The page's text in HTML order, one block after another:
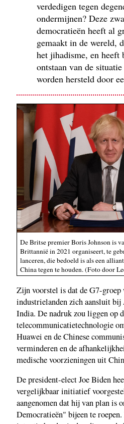
verdedigen tegen
ondermijnen? Deze
democratieën heeft al
gemaakt in de wereld,
het jihadisme, en heeft
ontstaan van de
worden hersteld door
De Britse premier Boris Johnson is
Brittannië in 2021 organiseert, te
lanceren, die bedoeld is als een
China tegen te houden. (Foto door
Zijn voorstel is dat de G7-groep
industrielanden zich aansluit
India. De nadruk zou liggen op
telecommunicatietechnologie
Huawei en de Chinese
verminderen en de
medische voorzieningen uit
De president-elect Joe Biden
vergelijkbaar initiatief
aangenomen dat hij van plan is
Democratieën" bijeen te